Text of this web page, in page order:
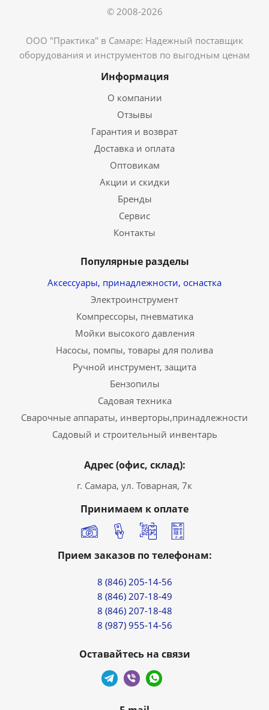
© 2008-2026
ООО "Практика" в Самаре: Надежный поставщик
оборудования и инструментов по выгодным ценам
Информация
О компании
Отзывы
Гарантия и возврат
Доставка и оплата
Оптовикам
Акции и скидки
Бренды
Сервис
Контакты
Популярные разделы
Аксессуары, принадлежности, оснастка
Электроинструмент
Компрессоры, пневматика
Мойки высокого давления
Насосы, помпы, товары для полива
Ручной инструмент, защита
Бензопилы
Садовая техника
Сварочные аппараты, инверторы,принадлежности
Садовый и строительный инвентарь
Адрес (офис, склад):
г. Самара, ул. Товарная, 7к
Принимаем к оплате
Прием заказов по телефонам:
8 (846) 205-14-56
8 (846) 207-18-49
8 (846) 207-18-48
8 (987) 955-14-56
Оставайтесь на связи